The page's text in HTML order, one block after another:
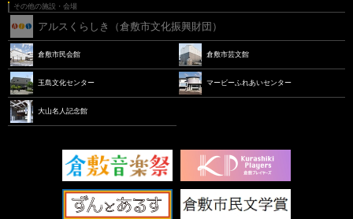
その他の施設・会場
アルスくらしき（倉敷市文化振興財団）
倉敷市民会館 倉敷市芸文館
玉島文化センター マービーふれあいセンター
大山名人記念館